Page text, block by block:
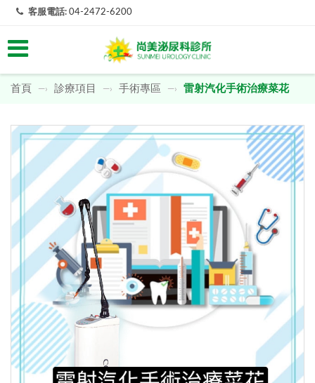
客服電話: 04-2472-6200
首頁 —› 診療項目 —› 手術專區 —› 雷射汽化手術治療菜花